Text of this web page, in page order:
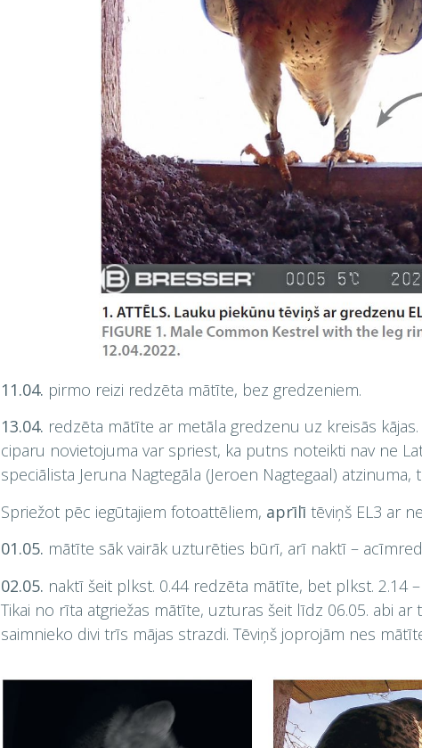
11.04. pirmo reizi redzēta mātīte, bez gredzeniem.
13.04. redzēta mātīte ar metāla gredzenu uz kreisās
ciparu novietojuma var spriest, ka putns noteikti nav ne
speciālista Jeruna Nagtegāla (Jeroen Nagtegaal)
Spriežot pēc iegūtajiem fotoattēliem, aprīlī tēviņš EL3 ar
01.05. mātīte sāk vairāk uzturēties būrī, arī naktī –
02.05. naktī šeit plkst. 0.44 redzēta mātīte, bet plkst. 2.14
Tikai no rīta atgriežas mātīte, uzturas šeit līdz 06.05. abi
saimnieko divi trīs mājas strazdi. Tēviņš joprojām nes